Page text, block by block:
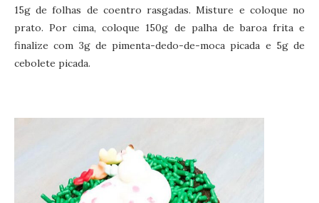
15g de folhas de coentro rasgadas. Misture e coloque no
prato. Por cima, coloque 150g de palha de baroa frita e
finalize com 3g de pimenta-dedo-de-moca picada e 5g de
cebolete picada.